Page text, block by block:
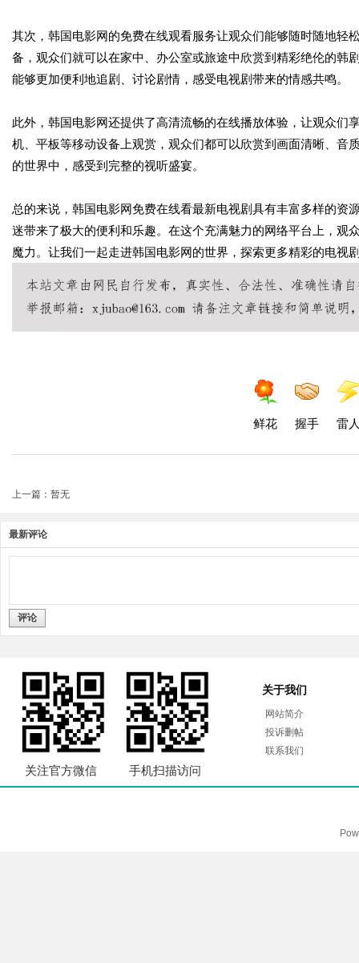
其次，韩国电影网的免费在线观看服务让观众们能够随时随地轻
备，观众们就可以在家中、办公室或旅途中欣赏到精彩绝伦的韩
能够更加便利地追剧、讨论剧情，感受电视剧带来的情感共鸣。
此外，韩国电影网还提供了高清流畅的在线播放体验，让观众
机、平板等移动设备上观赏，观众们都可以欣赏到画面清晰、音
的世界中，感受到完整的视听盛宴。
总的来说，韩国电影网免费在线看最新电视剧具有丰富多样的
迷带来了极大的便利和乐趣。在这个充满魅力的网络平台上，观
魔力。让我们一起走进韩国电影网的世界，探索更多精彩的电视
鲜花 握手 雷
上一篇：暂无
最新评论
评论
关注官方微信 手机扫描访问
关于我们
网站简介
投诉删帖
联系我们